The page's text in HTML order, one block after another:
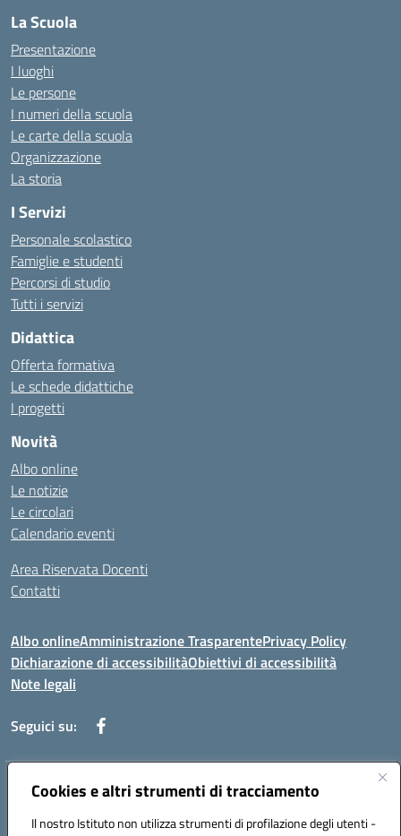
Cookies e altri strumenti di tracciamento
Il nostro Istituto non utilizza strumenti di profilazione degli utenti -
La Scuola
Presentazione
I luoghi
Le persone
I numeri della scuola
Le carte della scuola
Organizzazione
La storia
I Servizi
Personale scolastico
Famiglie e studenti
Percorsi di studio
Tutti i servizi
Didattica
Offerta formativa
Le schede didattiche
I progetti
Novità
Albo online
Le notizie
Le circolari
Calendario eventi
Area Riservata Docenti
Contatti
Albo onlineAmministrazione TrasparentePrivacy Policy
Dichiarazione di accessibilitàObiettivi di accessibilità
Note legali
Seguici su:
Indirizzo:Via Rimembranza,33 – 81020 Casapulla (CE)
Posta elettronica certificata (PEC):ceic82800v@pec.istruzione.it